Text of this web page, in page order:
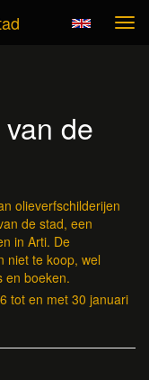
de
olieverfschilderijen
de stad, een
in Arti. De
niet te koop, wel
en boeken.
tot en met 30 januari